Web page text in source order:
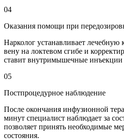
04
Оказания помощи при
Нарколог устанавливает
вену на локтевом сгибе и
ставит внутримышечные инъекции
05
Постпроцедурное наблюдение
После окончания инфузионной
минут специалист наблюдает за
позволяет принять необходимые
состояния.